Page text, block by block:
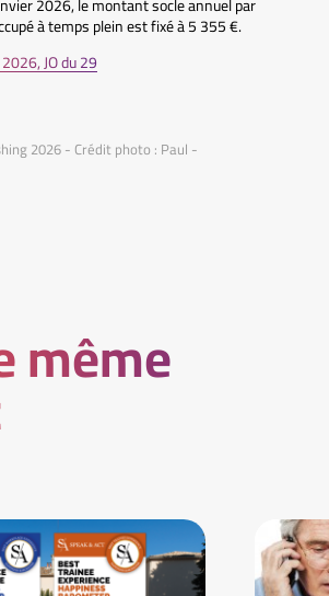
2026, le montant socle annuel par
à temps plein est fixé à 5 355 €.
JO du 29
2026 - Crédit photo : Paul -
même